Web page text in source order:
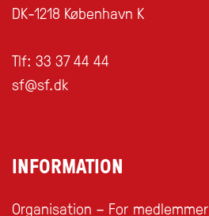
DK-1218 København K
Tlf: 33 37 44 44
sf@sf.dk
INFORMATION
Organisation – For medlemmer